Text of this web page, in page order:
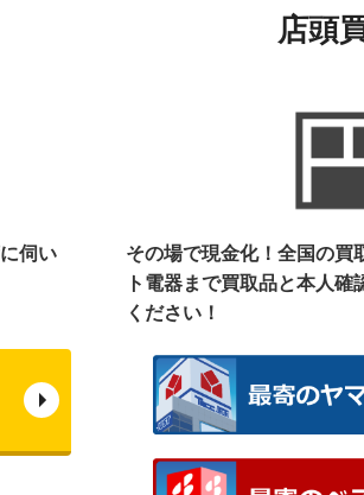
伺い
店頭
その場で現金化！全国の買
ト電器まで買取品と本人確
ください！